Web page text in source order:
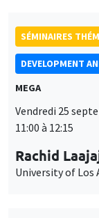
SÉMINAIRES
DEVELOPMENT
MEGA
Vendredi 25
11:00 à 12:15
Rachid
University of Los